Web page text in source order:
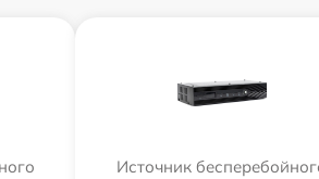
Источник